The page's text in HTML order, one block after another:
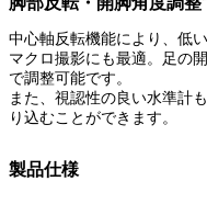
中心軸反転機能により、低
マクロ撮影にも最適。足の
で調整可能です。
また、視認性の良い水準計
り込むことができます。
製品仕様